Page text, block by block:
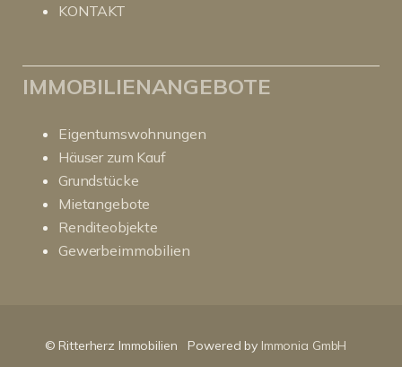
KONTAKT
IMMOBILIENANGEBOTE
Eigentumswohnungen
Häuser zum Kauf
Grundstücke
Mietangebote
Renditeobjekte
Gewerbeimmobilien
© Ritterherz Immobilien Powered by Immonia GmbH
100%
SEHR GUT